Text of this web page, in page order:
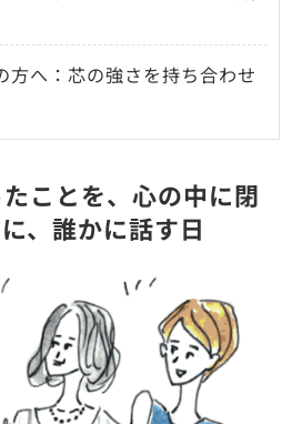
方へ：芯の強さを持ち合わせ
ことを、心の中に閉
、誰かに話す日